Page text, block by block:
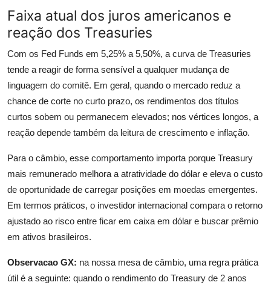
Faixa atual dos juros americanos e
reação dos Treasuries
Com os Fed Funds em 5,25% a 5,50%, a curva de Treasuries
tende a reagir de forma sensível a qualquer mudança de
linguagem do comitê. Em geral, quando o mercado reduz a
chance de corte no curto prazo, os rendimentos dos títulos
curtos sobem ou permanecem elevados; nos vértices longos, a
reação depende também da leitura de crescimento e inflação.
Para o câmbio, esse comportamento importa porque Treasury
mais remunerado melhora a atratividade do dólar e eleva o custo
de oportunidade de carregar posições em moedas emergentes.
Em termos práticos, o investidor internacional compara o retorno
ajustado ao risco entre ficar em caixa em dólar e buscar prêmio
em ativos brasileiros.
Observacao GX: na nossa mesa de câmbio, uma regra prática
útil é a seguinte: quando o rendimento do Treasury de 2 anos